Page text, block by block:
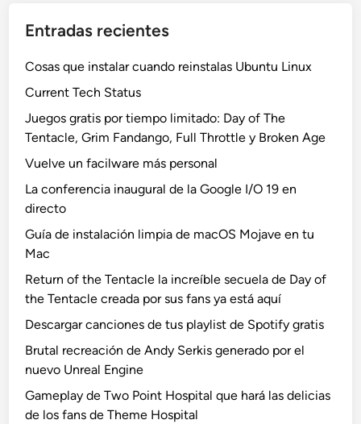
Entradas recientes
Cosas que instalar cuando reinstalas Ubuntu Linux
Current Tech Status
Juegos gratis por tiempo limitado: Day of The
Tentacle, Grim Fandango, Full Throttle y Broken Age
Vuelve un facilware más personal
La conferencia inaugural de la Google I/O 19 en
directo
Guía de instalación limpia de macOS Mojave en tu
Mac
Return of the Tentacle la increíble secuela de Day of
the Tentacle creada por sus fans ya está aquí
Descargar canciones de tus playlist de Spotify gratis
Brutal recreación de Andy Serkis generado por el
nuevo Unreal Engine
Gameplay de Two Point Hospital que hará las delicias
de los fans de Theme Hospital